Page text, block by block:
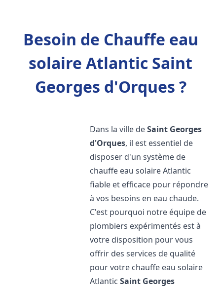
Besoin de Chauffe eau
solaire Atlantic Saint
Georges d'Orques ?
Dans la ville deSaint Georges
d'Orques, il est essentiel de
disposer d'un système de
chauffe eau solaire Atlantic
fiable et efficace pour répondre
à vos besoins en eau chaude.
C'est pourquoi notre équipe de
plombiers expérimentés est à
votre disposition pour vous
offrir des services de qualité
pour votre chauffe eau solaire
AtlanticSaint Georges